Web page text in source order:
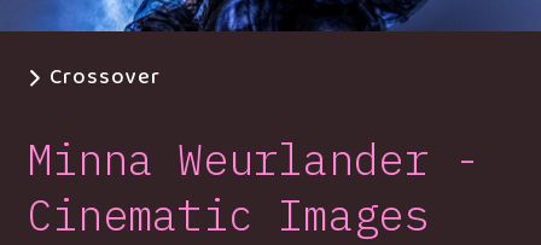
Crossover
Minna Weurlander -
Cinematic Images